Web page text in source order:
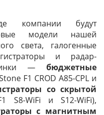
компании будут
модели нашей
света, галогенные
и радар-
— бюджетные
F1 CROD A85-CPL и
со скрытой
S8-WiFi и S12-WiFi),
с магнитным